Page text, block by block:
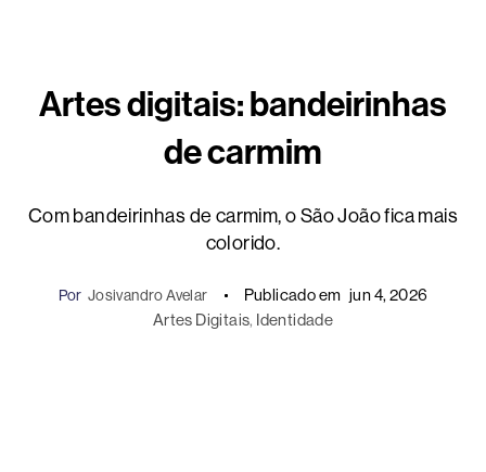
Artes digitais: bandeirinhas
de carmim
Com bandeirinhas de carmim, o São João fica mais
colorido.
Por Josivandro Avelar Publicado em jun 4, 2026
Artes Digitais, Identidade